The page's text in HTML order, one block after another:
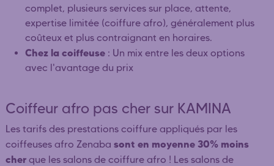
complet, plusieurs services sur place, attente,
expertise limitée (coiffure afro), généralement plus
coûteux et plus contraignant en horaires.
Chez la coiffeuse : Un mix entre les deux options
avec l'avantage du prix
Coiffeur afro pas cher sur KAMINA
Les tarifs des prestations coiffure appliqués par les
coiffeuses afro Zenaba sont en moyenne 30% moins
cher que les salons de coiffure afro ! Les salons de